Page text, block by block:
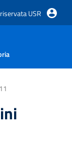
USR